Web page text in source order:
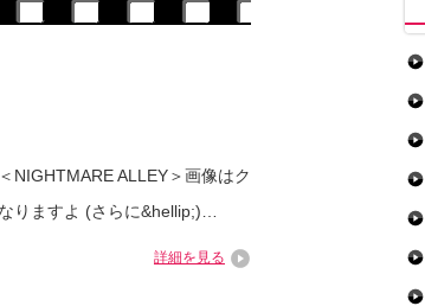
NIGHTMARE ALLEY＞画像はク
りますよ (さらに&hellip;)…
詳細を見る